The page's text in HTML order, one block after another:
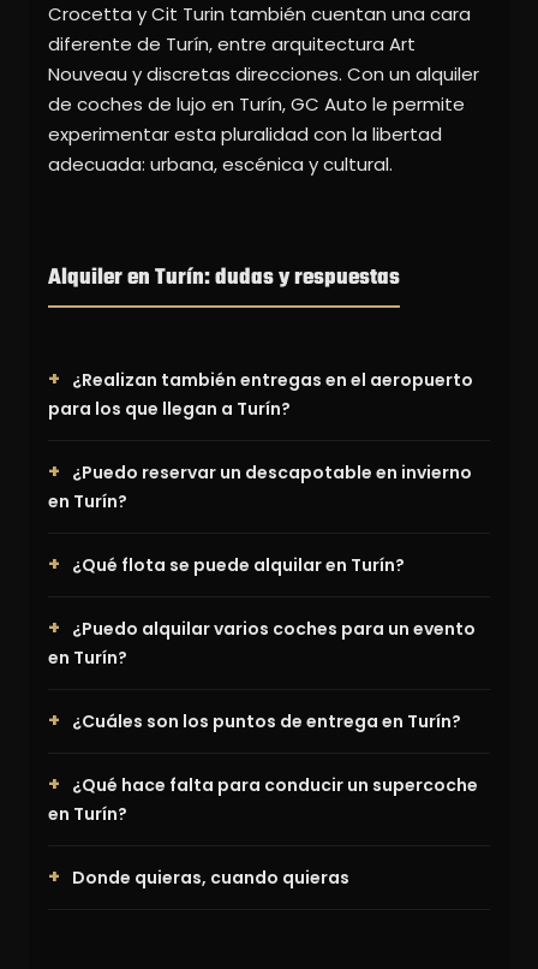
Crocetta y Cit Turin también cuentan una cara
diferente de Turín, entre arquitectura Art
Nouveau y discretas direcciones. Con un alquiler
de coches de lujo en Turín, GC Auto le permite
experimentar esta pluralidad con la libertad
adecuada: urbana, escénica y cultural.
Alquiler en Turín: dudas y respuestas
¿Realizan también entregas en el aeropuerto
para los que llegan a Turín?
¿Puedo reservar un descapotable en invierno
en Turín?
¿Qué flota se puede alquilar en Turín?
¿Puedo alquilar varios coches para un evento
en Turín?
¿Cuáles son los puntos de entrega en Turín?
¿Qué hace falta para conducir un supercoche
en Turín?
Donde quieras, cuando quieras